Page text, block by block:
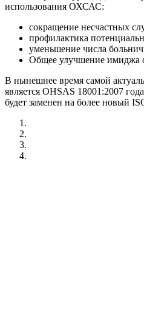
использования ОХСАС:
сокращение несчастных
профилактика
уменьшение числа
Общее улучшение имиджа
В нынешнее время самой
является OHSAS 18001:2007
будет заменен на более новый